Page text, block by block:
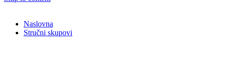
Naslovna
Stručni skupovi